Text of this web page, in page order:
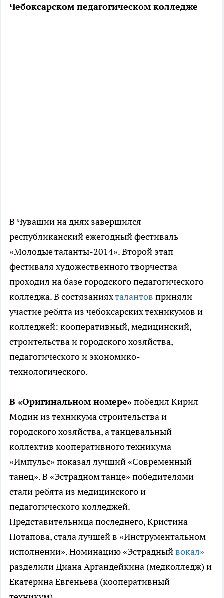
Чебоксарском педагогическом колледже
В Чувашии на днях завершился
республиканский ежегодный фестиваль
«Молодые таланты-2014». Второй этап
фестиваля художественного творчества
проходил на базе городского педагогического
колледжа. В состязанияхталантов приняли
участие ребята из чебоксарских техникумов и
колледжей: кооперативный, медицинский,
строительства и городского хозяйства,
педагогического и экономико-
технологического.
В «Оригинальном номере» победил Кирил
Модин из техникума строительства и
городского хозяйства, а танцевальный
коллектив кооперативного техникума
«Импульс» показал лучший «Современный
танец». В «Эстрадном танце» победителями
стали ребята из медицинского и
педагогического колледжей.
Представительница последнего, Кристина
Потапова, стала лучшей в «Инструментальном
исполнении». Номинацию «Эстрадныйвокал»
разделили Диана Аргандейкина (медколледж) и
Екатерина Евгеньева (кооперативный